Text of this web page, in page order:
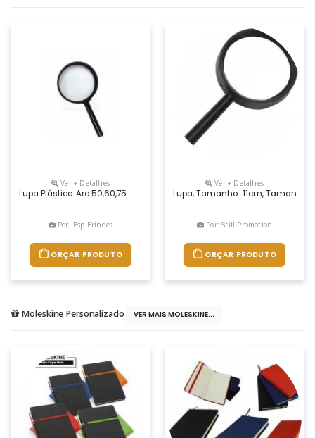
Ver + Detalhes
Lupa Plástica Aro 50,60,75
Por: Esp Brindes
ORÇAR PRODUTO
Ver + Detalhes
Lupa, Tamanho: 11cm, Tamanho
Por: Still Promotion
ORÇAR PRODUTO
Moleskine Personalizado VER MAIS MOLESKINE...